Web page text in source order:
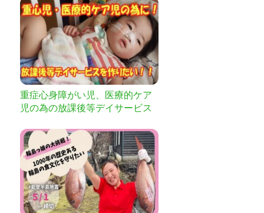
重症心身障がい児、医療的ケア
児の為の放課後等デイサービス